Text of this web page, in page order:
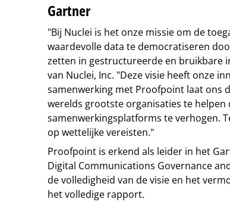
Gartner
"Bij Nuclei is het onze missie om de
waardevolle data te democratiseren
zetten in gestructureerde en bruikbare
van Nuclei, Inc. "Deze visie heeft onze
samenwerking met Proofpoint laat ons
werelds grootste organisaties te
samenwerkingsplatforms te verhogen.
op wettelijke vereisten."
Proofpoint is erkend als leider in het
Digital Communications Governance
de volledigheid van de visie en het
het volledige rapport.